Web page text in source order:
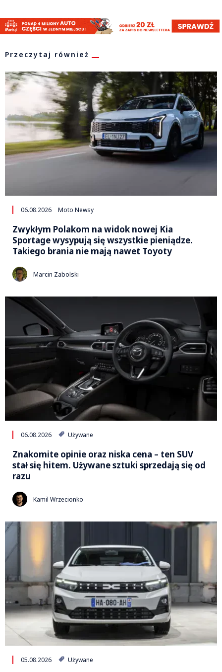
Przeczytaj również
06.08.2026 Moto Newsy
Zwykłym Polakom na widok nowej Kia
Sportage wysypują się wszystkie pieniądze.
Takiego brania nie mają nawet Toyoty
Marcin Zabolski
06.08.2026 Używane
Znakomite opinie oraz niska cena – ten SUV
stał się hitem. Używane sztuki sprzedają się od
razu
Kamil Wrzecionko
05.08.2026 Używane